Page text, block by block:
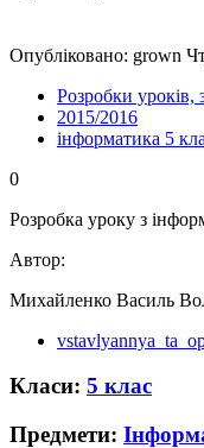
Опубліковано: grown
Розробки уроків,
2015/2016
інформатика 5
0
Розробка уроку з
Автор:
Михайленко Василь
Класи: 5 клас
Предмети: